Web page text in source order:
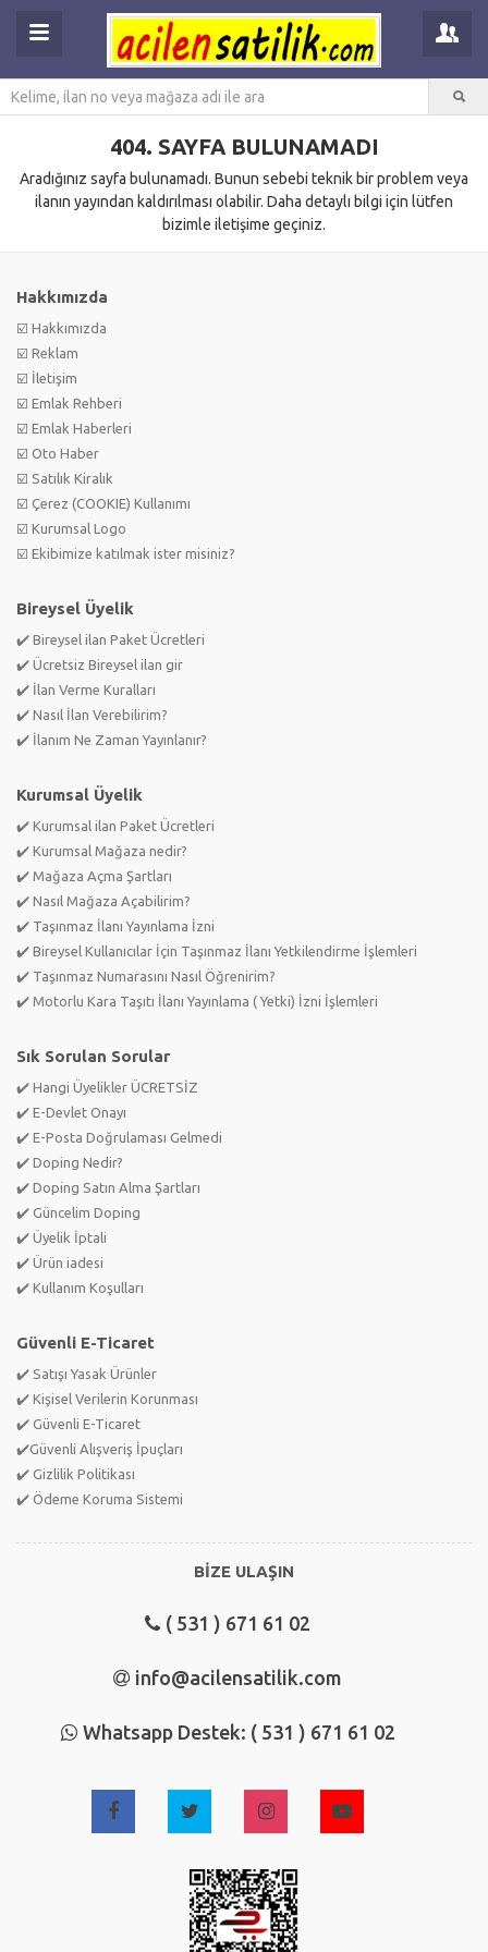
404. SAYFA BULUNAMADI
Aradığınız sayfa bulunamadı. Bunun sebebi teknik bir problem veya
ilanın yayından kaldırılması olabilir. Daha detaylı bilgi için lütfen
bizimle iletişime geçiniz.
Hakkımızda
☑️ Hakkımızda
☑️ Reklam
☑️ İletişim
☑️ Emlak Rehberi
☑️ Emlak Haberleri
☑️ Oto Haber
☑️ Satılık Kiralık
☑️ Çerez (COOKIE) Kullanımı
☑️ Kurumsal Logo
☑️ Ekibimize katılmak ister misiniz?
Bireysel Üyelik
✔️ Bireysel ilan Paket Ücretleri
✔️ Ücretsiz Bireysel ilan gir
✔️ İlan Verme Kuralları
✔️ Nasıl İlan Verebilirim?
✔️ İlanım Ne Zaman Yayınlanır?
Kurumsal Üyelik
✔️ Kurumsal ilan Paket Ücretleri
✔️ Kurumsal Mağaza nedir?
✔️ Mağaza Açma Şartları
✔️ Nasıl Mağaza Açabilirim?
✔️ Taşınmaz İlanı Yayınlama İzni
✔️ Bireysel Kullanıcılar İçin Taşınmaz İlanı Yetkilendirme İşlemleri
✔️ Taşınmaz Numarasını Nasıl Öğrenirim?
✔️ Motorlu Kara Taşıtı İlanı Yayınlama ( Yetki) İzni İşlemleri
Sık Sorulan Sorular
✔️ Hangi Üyelikler ÜCRETSİZ
✔️ E-Devlet Onayı
✔️ E-Posta Doğrulaması Gelmedi
✔️ Doping Nedir?
✔️ Doping Satın Alma Şartları
✔️ Güncelim Doping
✔️ Üyelik İptali
✔️ Ürün iadesi
✔️ Kullanım Koşulları
Güvenli E-Ticaret
✔️ Satışı Yasak Ürünler
✔️ Kişisel Verilerin Korunması
✔️ Güvenli E-Ticaret
✔️Güvenli Alışveriş İpuçları
✔️ Gizlilik Politikası
✔️ Ödeme Koruma Sistemi
BİZE ULAŞIN
( 531 ) 671 61 02
info@acilensatilik.com
Whatsapp Destek: ( 531 ) 671 61 02